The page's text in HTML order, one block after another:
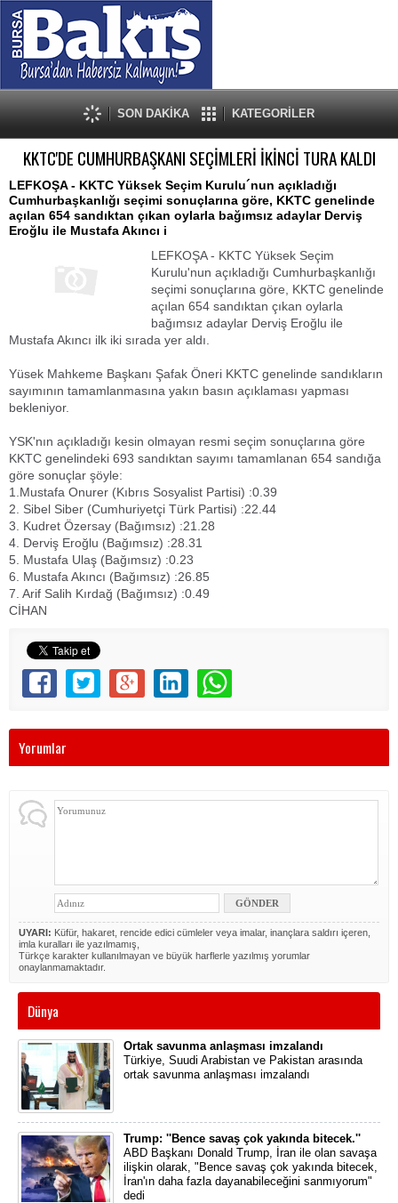
SON DAKİKA KATEGORİLER
KKTC'DE CUMHURBAŞKANI SEÇİMLERİ İKİNCİ TURA KALDI
LEFKOŞA - KKTC Yüksek Seçim Kurulu´nun açıkladığı
Cumhurbaşkanlığı seçimi sonuçlarına göre, KKTC genelinde
açılan 654 sandıktan çıkan oylarla bağımsız adaylar Derviş
Eroğlu ile Mustafa Akıncı i
LEFKOŞA - KKTC Yüksek Seçim
Kurulu'nun açıkladığı Cumhurbaşkanlığı
seçimi sonuçlarına göre, KKTC genelinde
açılan 654 sandıktan çıkan oylarla
bağımsız adaylar Derviş Eroğlu ile
Mustafa Akıncı ilk iki sırada yer aldı.
Yüsek Mahkeme Başkanı Şafak Öneri KKTC genelinde sandıkların
sayımının tamamlanmasına yakın basın açıklaması yapması
bekleniyor.
YSK'nın açıkladığı kesin olmayan resmi seçim sonuçlarına göre
KKTC genelindeki 693 sandıktan sayımı tamamlanan 654 sandığa
göre sonuçlar şöyle:
1.Mustafa Onurer (Kıbrıs Sosyalist Partisi) :0.39
2. Sibel Siber (Cumhuriyetçi Türk Partisi) :22.44
3. Kudret Özersay (Bağımsız) :21.28
4. Derviş Eroğlu (Bağımsız) :28.31
5. Mustafa Ulaş (Bağımsız) :0.23
6. Mustafa Akıncı (Bağımsız) :26.85
7. Arif Salih Kırdağ (Bağımsız) :0.49
CİHAN
Yorumlar
UYARI: Küfür, hakaret, rencide edici cümleler veya imalar, inançlara saldırı içeren,
imla kuralları ile yazılmamış,
Türkçe karakter kullanılmayan ve büyük harflerle yazılmış yorumlar
onaylanmamaktadır.
Dünya
Ortak savunma anlaşması imzalandı
Türkiye, Suudi Arabistan ve Pakistan arasında
ortak savunma anlaşması imzalandı
Trump: ''Bence savaş çok yakında bitecek.''
ABD Başkanı Donald Trump, İran ile olan savaşa
ilişkin olarak, "Bence savaş çok yakında bitecek,
İran'ın daha fazla dayanabileceğini sanmıyorum"
dedi